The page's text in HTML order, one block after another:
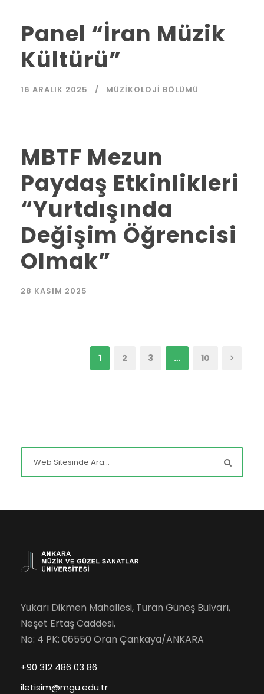
Panel “İran Müzik
Kültürü”
16 ARALIK 2025 MÜZIKOLOJI BÖLÜMÜ
MBTF Mezun
Paydaş Etkinlikleri
“Yurtdışında
Değişim Öğrencisi
Olmak”
28 KASIM 2025
1 2 3 … 10
Yukarı Dikmen Mahallesi, Turan Güneş Bulvarı,
Neşet Ertaş Caddesi,
No: 4 PK: 06550 Oran Çankaya/ANKARA
+90 312 486 03 86
iletisim@mgu.edu.tr